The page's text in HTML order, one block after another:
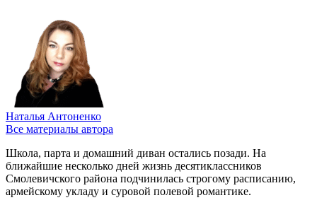
Наталья Антоненко
Все материалы автора
Школа, парта и домашний диван остались позади. На
ближайшие несколько дней жизнь десятиклассников
Смолевичского района подчинилась строгому расписанию,
армейскому укладу и суровой полевой романтике.